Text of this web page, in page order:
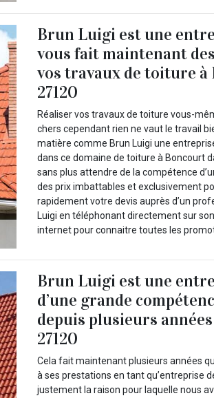
Brun Luigi est une
vous fait maintenant
vos travaux de toiture à
27120
Réaliser vos travaux de toiture vous-
chers cependant rien ne vaut le travail
matière comme Brun Luigi une
dans ce domaine de toiture à Boncourt
sans plus attendre de la compétence
des prix imbattables et exclusivement
rapidement votre devis auprès d’un
Luigi en téléphonant directement sur
internet pour connaitre toutes les
Brun Luigi est une
d’une grande
depuis plusieurs
27120
Cela fait maintenant plusieurs années
à ses prestations en tant qu’entreprise
justement la raison pour laquelle nous